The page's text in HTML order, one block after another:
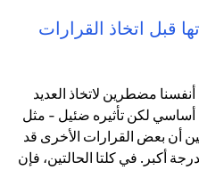
قبل اتخاذ القرارات
مضطرين لاتخاذ العديد
لكن تأثيره ضئيل - مثل
أن بعض القرارات الأخرى قد
أكبر. في كلتا الحالتين، فإن